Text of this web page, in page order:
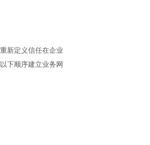
新定义信任在企业
下顺序建立业务网